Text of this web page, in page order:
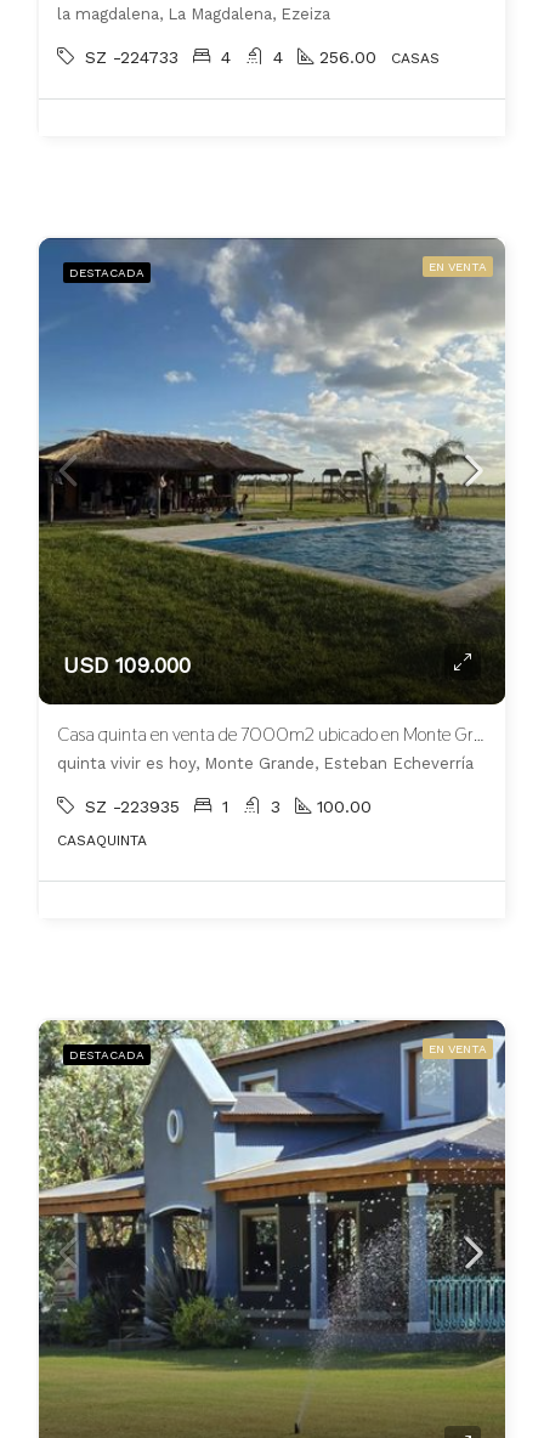
la magdalena, La Magdalena, Ezeiza
SZ -224733 4 4 256.00 CASAS
DESTACADA EN VENTA
USD 109.000
Casa quinta en venta de 7000m2 ubicado en Monte Grande
quinta vivir es hoy, Monte Grande, Esteban Echeverría
SZ -223935 1 3 100.00
CASAQUINTA
DESTACADA EN VENTA